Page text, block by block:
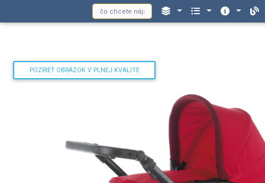
POZRIEŤ OBRÁZOK V PLNEJ KVALITE